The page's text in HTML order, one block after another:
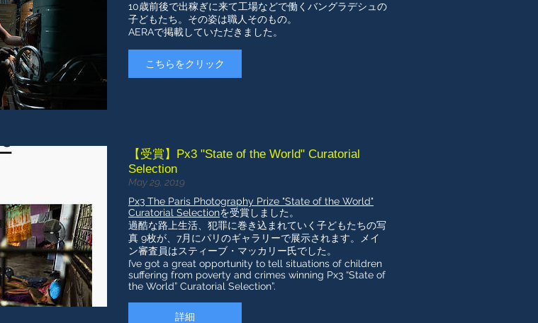
10歳前後で出稼ぎに来て工場などで働くバングラデシュの
子どもたち。その姿は職人そのもの。
​AERAで掲載していただきました。
こちらをクリック
【受賞】Px3 "State of the World" Curatorial
Selection
May 29, 2019
Px3 The Paris Photography Prize "State of the World"
Curatorial Selectionを受賞しました。
過酷な路上生活、犯罪に巻き込まれていく子どもたちの写
真 9枚が、7月にパリのギャラリーで展示されます。メイ
ン審査員はスティーブ・マッカリー氏でした。
I’ve got a great opportunity to tell situations of children
suffering from poverty and crimes winning Px3 “State of
the World” Curatorial Selection”.
詳細